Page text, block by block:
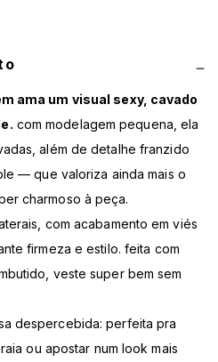
ama um visual sexy, cavado
com modelagem pequena, ela
além de detalhe franzido
— que valoriza ainda mais o
charmoso à peça.
com acabamento em viés
firmeza e estilo. feita com
veste super bem sem
despercebida: perfeita pra
ou apostar num look mais